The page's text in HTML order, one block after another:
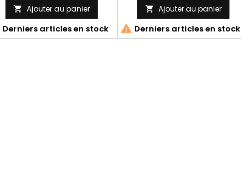
 Ajouter au panier
Derniers articles en stock
 Ajouter au panier
 Derniers articles en stock